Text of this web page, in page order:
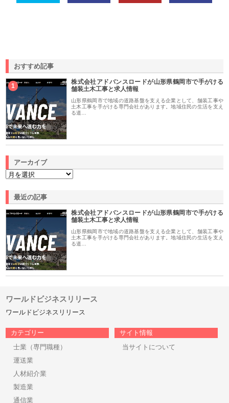
おすすめ記事
1
株式会社アドバンスロードが山形県鶴岡市で手がける
舗装土木工事と求人情報
山形県鶴岡市で地域の道路基盤を支える企業として、舗装工事や
土木工事を手がける専門会社があります。地域住民の生活を支え
る道…
アーカイブ
最近の記事
株式会社アドバンスロードが山形県鶴岡市で手がける
舗装土木工事と求人情報
山形県鶴岡市で地域の道路基盤を支える企業として、舗装工事や
土木工事を手がける専門会社があります。地域住民の生活を支え
る道…
ワールドビジネスリリース
ワールドビジネスリリース
カテゴリー
士業（専門職種）
運送業
人材紹介業
製造業
通信業
サイト情報
当サイトについて